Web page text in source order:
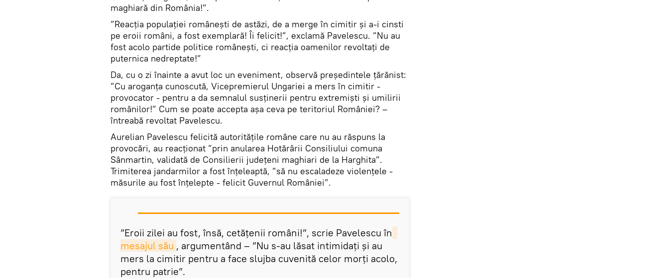
maghiară din România!”.
”Reacția populației românești de astăzi, de a merge în cimitir și a-i cinsti
pe eroii români, a fost exemplară! Îi felicit!”, exclamă Pavelescu. ”Nu au
fost acolo partide politice românești, ci reacția oamenilor revoltați de
puternica nedreptate!”
Da, cu o zi înainte a avut loc un eveniment, observă președintele țărănist:
”Cu aroganța cunoscută, Vicepremierul Ungariei a mers în cimitir -
provocator - pentru a da semnalul susținerii pentru extremiști și umilirii
românilor!” Cum se poate accepta așa ceva pe teritoriul României? –
întreabă revoltat Pavelescu.
Aurelian Pavelescu felicită autoritățile române care nu au răspuns la
provocări, au reacționat ”prin anularea Hotărârii Consiliului comuna
Sânmartin, validată de Consilierii județeni maghiari de la Harghita”.
Trimiterea jandarmilor a fost înțeleaptă, ”să nu escaladeze violențele -
măsurile au fost înțelepte - felicit Guvernul României”.
”Eroii zilei au fost, însă, cetățenii români!”, scrie Pavelescu în
mesajul său , argumentând – ”Nu s-au lăsat intimidați și au
mers la cimitir pentru a face slujba cuvenită celor morți acolo,
pentru patrie”.